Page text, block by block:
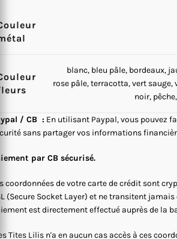
blanc, bleu pâle, bordeaux,
rose pâle, terracotta, vert sauge,
noir,
/ CB : En utilisant Paypal, vous pouvez
sans partager vos informations
par CB sécurisé.
coordonnées de votre carte de crédit sont
(Secure Socket Layer) et ne transitent jamais
est directement effectué auprès de la
Tites Lilis n'a en aucun cas accès à ces